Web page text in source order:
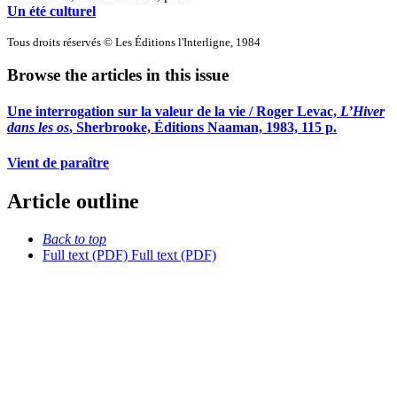
Un été culturel
Tous droits réservés © Les Éditions l'Interligne, 1984
Browse the articles in this issue
Une interrogation sur la valeur de la vie / Roger Levac, L’Hiver
dans les os, Sherbrooke, Éditions Naaman, 1983, 115 p.
Vient de paraître
Article outline
Back to top
Full text (PDF) Full text (PDF)